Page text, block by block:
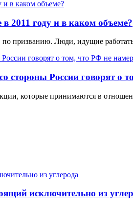
2011 году и в каком объеме?
по призванию. Люди, идущие
стороны России говорят о
которые принимаются в
исключительно из